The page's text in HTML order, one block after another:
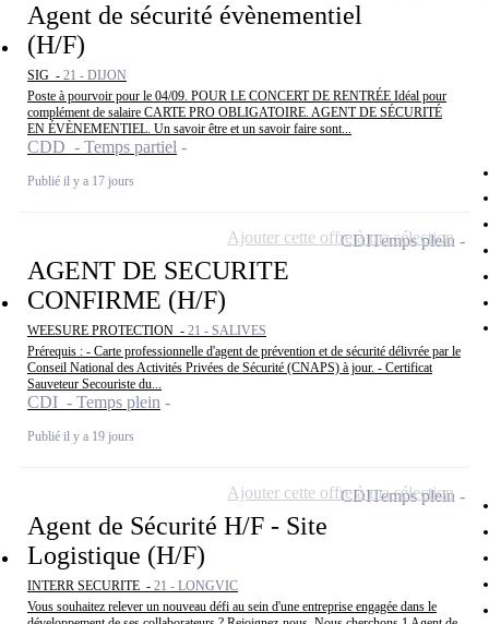
Agent de sécurité évènementiel
(H/F)
SIG - 21 - DIJON
Poste à pourvoir pour le 04/09. POUR LE CONCERT DE RENTRÉE Idéal pour
complément de salaire CARTE PRO OBLIGATOIRE. AGENT DE SÉCURITÉ
EN ÉVÈNEMENTIEL. Un savoir être et un savoir faire sont...
CDD - Temps partiel
Publié il y a 17 jours
AGENT DE SECURITE
CONFIRME (H/F)
WEESURE PROTECTION - 21 - SALIVES
Prérequis : - Carte professionnelle d'agent de prévention et de sécurité délivrée par le
Conseil National des Activités Privées de Sécurité (CNAPS) à jour. - Certificat
Sauveteur Secouriste du...
CDI - Temps plein
Publié il y a 19 jours
CDITemps plein
Ajouter cette offre à ma sélection
Agent de Sécurité H/F - Site
Logistique (H/F)
INTERR SECURITE - 21 - LONGVIC
Vous souhaitez relever un nouveau défi au sein d'une entreprise engagée dans le
CDITemps plein
Ajouter cette offre à ma sélection